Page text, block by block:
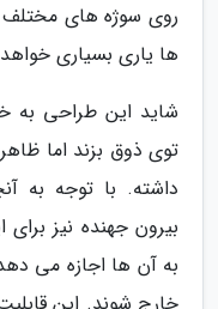
روی سوژه های
ها یاری بسیاری
شاید این طراحی به
توی ذوق بزند اما
داشته. با توجه به
بیرون جهنده نیز
به آن ها اجازه می